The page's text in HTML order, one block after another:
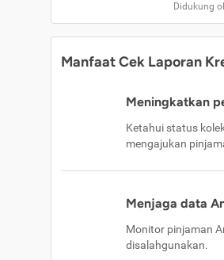
Didukung
Manfaat Cek Laporan
Meningkatkan
Ketahui status
mengajukan
Menjaga data
Monitor pinjaman
disalahgunakan.